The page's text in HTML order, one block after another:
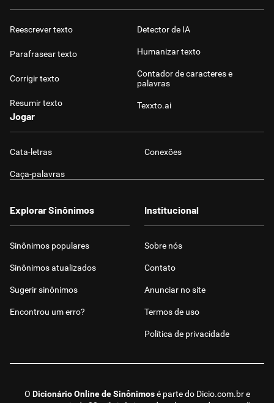
Reescrever texto
Parafrasear texto
Corrigir texto
Resumir texto
Detector de IA
Humanizar texto
Contador de caracteres e
palavras
Texxto.ai
Jogar
Cata-letras Conexões
Caça-palavras
O Dicionário Online de Sinônimosé parte do Dicio.com.bre
Explorar Sinônimos
Sinônimos populares
Sinônimos atualizados
Sugerir sinônimos
Encontrou um erro?
Institucional
Sobre nós
Contato
Anunciar no site
Termos de uso
Política de privacidade